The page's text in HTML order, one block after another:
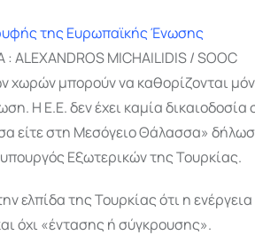
MICHAILIDIS / SOOC
χωρών μπορούν να καθορίζονται
Η Ε.Ε. δεν έχει καμία δικαιοδοσία
είτε στη Μεσόγειο Θάλασσα»
Εξωτερικών της Τουρκίας.
ελπίδα της Τουρκίας ότι η
όχι «έντασης ή σύγκρουσης».